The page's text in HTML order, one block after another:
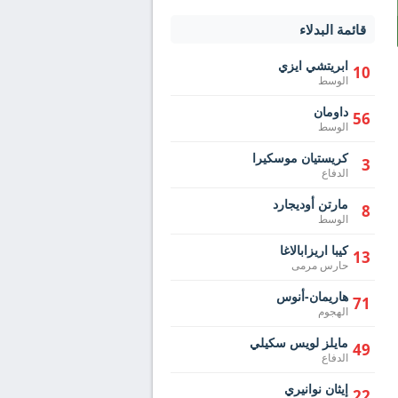
قائمة البدلاء
10 ابريتشي ايزي
الوسط
56 داومان
الوسط
3 كريستيان موسكيرا
الدفاع
8 مارتن أوديجارد
الوسط
13 كيبا اريزابالاغا
حارس مرمى
71 هاريمان-أنوس
الهجوم
49 مايلز لويس سكيلي
الدفاع
إيثان نوانيري